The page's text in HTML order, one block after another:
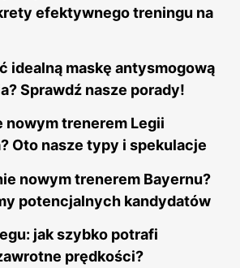
efektywnego treningu na
idealną maskę antysmogową
Sprawdź nasze porady!
nowym trenerem Legii
Oto nasze typy i spekulacje
nowym trenerem Bayernu?
potencjalnych kandydatów
jak szybko potrafi
prędkości?